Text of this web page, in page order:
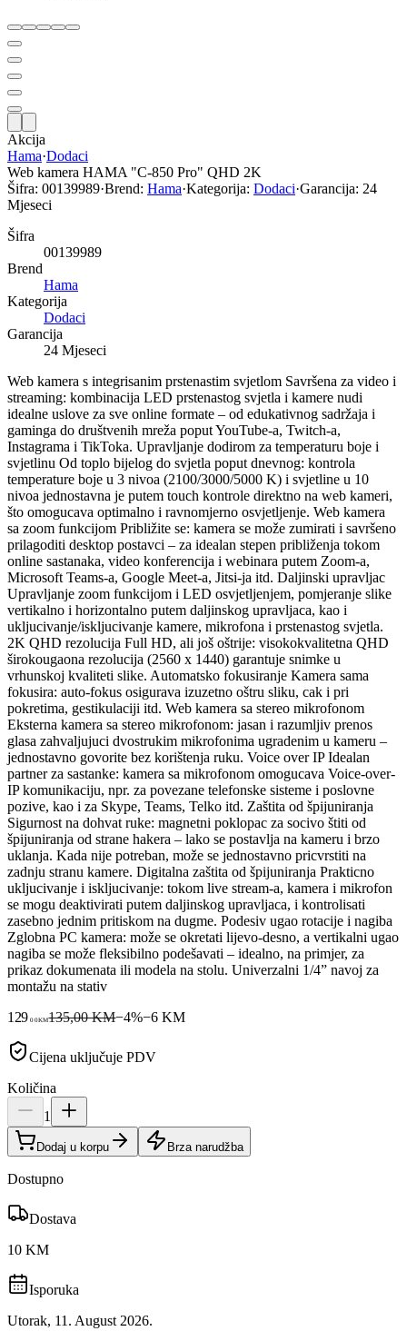
Akcija
Hama·Dodaci
Web kamera HAMA "C-850 Pro" QHD 2K
Šifra: 00139989·Brend: Hama·Kategorija: Dodaci·Garancija: 24
Mjeseci
Šifra
00139989
Brend
Hama
Kategorija
Dodaci
Garancija
24 Mjeseci
Web kamera s integrisanim prstenastim svjetlom Savršena za video i
streaming: kombinacija LED prstenastog svjetla i kamere nudi
idealne uslove za sve online formate – od edukativnog sadržaja i
gaminga do društvenih mreža poput YouTube-a, Twitch-a,
Instagrama i TikToka. Upravljanje dodirom za temperaturu boje i
svjetlinu Od toplo bijelog do svjetla poput dnevnog: kontrola
temperature boje u 3 nivoa (2100/3000/5000 K) i svjetline u 10
nivoa jednostavna je putem touch kontrole direktno na web kameri,
što omogucava optimalno i ravnomjerno osvjetljenje. Web kamera
sa zoom funkcijom Približite se: kamera se može zumirati i savršeno
prilagoditi desktop postavci – za idealan stepen približenja tokom
online sastanaka, video konferencija i webinara putem Zoom-a,
Microsoft Teams-a, Google Meet-a, Jitsi-ja itd. Daljinski upravljac
Upravljanje zoom funkcijom i LED osvjetljenjem, pomjeranje slike
vertikalno i horizontalno putem daljinskog upravljaca, kao i
ukljucivanje/iskljucivanje kamere, mikrofona i prstenastog svjetla.
2K QHD rezolucija Full HD, ali još oštrije: visokokvalitetna QHD
širokougaona rezolucija (2560 x 1440) garantuje snimke u
vrhunskoj kvaliteti slike. Automatsko fokusiranje Kamera sama
fokusira: auto-fokus osigurava izuzetno oštru sliku, cak i pri
pokretima, gestikulaciji itd. Web kamera sa stereo mikrofonom
Eksterna kamera sa stereo mikrofonom: jasan i razumljiv prenos
glasa zahvaljujuci dvostrukim mikrofonima ugradenim u kameru –
jednostavno govorite bez korištenja ruku. Voice over IP Idealan
partner za sastanke: kamera sa mikrofonom omogucava Voice-over-
IP komunikaciju, npr. za povezane telefonske sisteme i poslovne
pozive, kao i za Skype, Teams, Telko itd. Zaštita od špijuniranja
Sigurnost na dohvat ruke: magnetni poklopac za socivo štiti od
špijuniranja od strane hakera – lako se postavlja na kameru i brzo
uklanja. Kada nije potreban, može se jednostavno pricvrstiti na
zadnju stranu kamere. Digitalna zaštita od špijuniranja Prakticno
ukljucivanje i iskljucivanje: tokom live stream-a, kamera i mikrofon
se mogu deaktivirati putem daljinskog upravljaca, i kontrolisati
zasebno jednim pritiskom na dugme. Podesiv ugao rotacije i nagiba
Zglobna PC kamera: može se okretati lijevo-desno, a vertikalni ugao
nagiba se može fleksibilno podešavati – idealno, na primjer, za
prikaz dokumenata ili modela na stolu. Univerzalni 1/4” navoj za
montažu na stativ
129 00KM135,00 KM−4%−6 KM
Cijena uključuje PDV
Količina
1
Dodaj u korpu Brza narudžba
Dostupno
Dostava
10 KM
Isporuka
Utorak, 11. August 2026.